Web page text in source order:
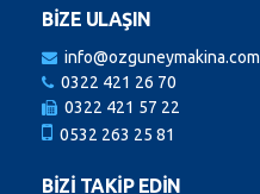
BİZE ULAŞIN
info@ozguneymakina.com
0322 421 26 70
0322 421 57 22
0532 263 25 81
BİZİ TAKİP EDİN